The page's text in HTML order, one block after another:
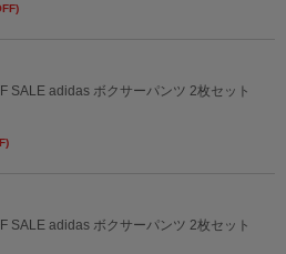
SALE adidas ボクサーパンツ 2枚セット
SALE adidas ボクサーパンツ 2枚セット